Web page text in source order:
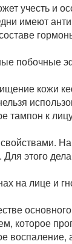
учесть и
имеют
побочные
кожи
к
этого
на лице и
которое
воспаление,